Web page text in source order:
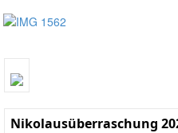
Nikolausüberraschung